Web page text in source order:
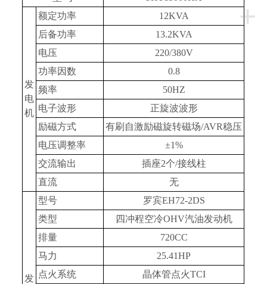
+
发
电
机
额定功率
12KVA
后备功率
13.2KVA
电压
220/380V
功率因数
0.8
频率
50HZ
电子波形
正旋波波形
励磁方式
有刷自激励磁旋转磁场/AVR稳压
电压调整率
±1%
交流输出
插座2个/接线柱
直流
无
发
型号
罗宾EH72-2DS
类型
四冲程空冷OHV汽油发动机
排量
720CC
马力
25.41HP
点火系统
晶体管点火TCI